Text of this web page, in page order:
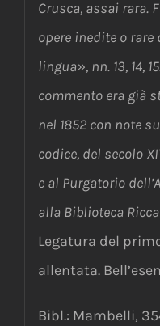
Crusca, assai rara.
opere inedite o
lingua», nn. 13, 14,
commento era già
nel 1852 con note
codice, del secolo
e al Purgatorio
alla Biblioteca
Legatura del
allentata.
Bibl.: Mambelli,